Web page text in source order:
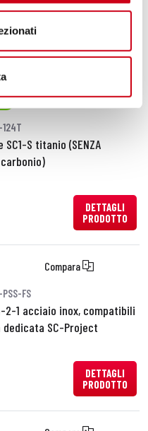
PRODOTTO
Compara
S titanio (SENZA
DETTAGLI
PRODOTTO
Compara
FS
1 acciaio inox, compatibili
dedicata SC-Project
DETTAGLI
PRODOTTO